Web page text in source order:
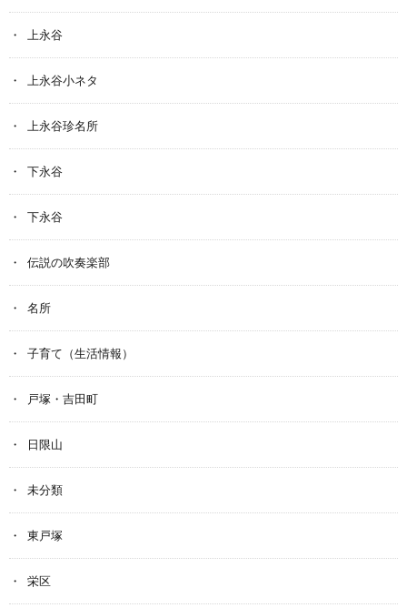
上永谷
上永谷小ネタ
上永谷珍名所
下永谷
下永谷
伝説の吹奏楽部
名所
子育て（生活情報）
戸塚・吉田町
日限山
未分類
東戸塚
栄区